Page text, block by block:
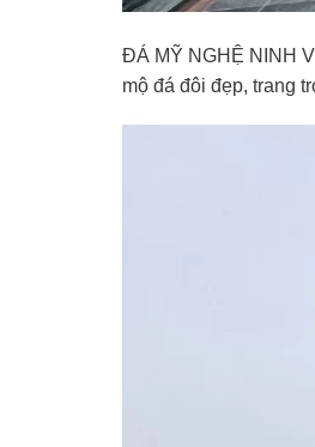
ĐÁ MỸ NGHỆ NINH
mộ đá đôi đẹp, trang